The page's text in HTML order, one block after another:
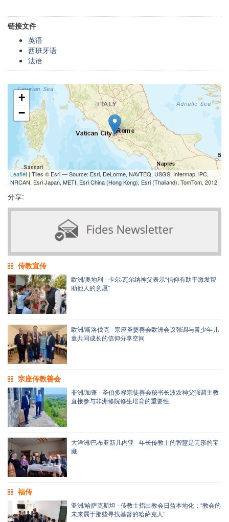
链接文件
英语
西班牙语
法语
+
−
Leaflet | Tiles © Esri — Source: Esri, DeLorme, NAVTEQ, USGS, Intermap, iPC,
NRCAN, Esri Japan, METI, Esri China (Hong Kong), Esri (Thailand), TomTom, 2012
分享:
传教宣传
欧洲/奥地利 - 卡尔·瓦尔纳神父表示“信仰有助于激发帮
助他人的意愿”
欧洲/斯洛伐克 - 宗座圣婴善会欧洲会议强调与青少年儿
童共同成长的信仰分享空间
宗座传教善会
非洲/加蓬 - 圣伯多禄宗徒善会秘书长波农神父强调主教
直接参与非洲修院修生培育的重要性
大洋洲/巴布亚新几内亚 - 年长传教士的智慧是无形的宝
藏
福传
亚洲/哈萨克斯坦 - 传教士指出教会日益本地化：“教会的
未来属于那些寻找基督的哈萨克人”